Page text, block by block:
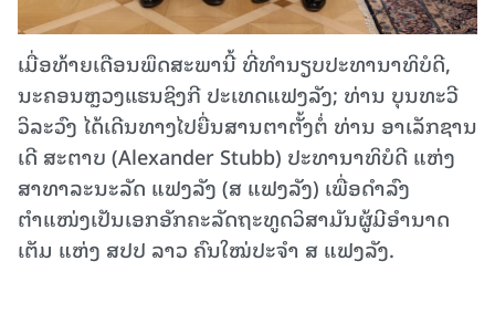
ເມື່ອທ້າຍເດືອນພຶດສະພານີ້ ທີ່ທຳນຽບປະທານາທິບໍດີ,
ນະຄອນຫຼວງແຮນຊິງກີ ປະເທດແຟງລັງ; ທ່ານ ບຸນທະວີ
ວິລະວົງ ໄດ້ເດີນທາງໄປຍື່ນສານຕາຕັ້ງຕໍ່ ທ່ານ ອາເລັກຊານ
ເດີ ສະຕາບ (Alexander Stubb) ປະທານາທິບໍດີ ແຫ່ງ
ສາທາລະນະລັດ ແຟງລັງ (ສ ແຟງລັງ) ເພື່ອດຳລົງ
ຕຳແໜ່ງເປັນເອກອັກຄະລັດຖະທູດວິສາມັນຜູ້ມີອຳນາດ
ເຕັມ ແຫ່ງ ສປປ ລາວ ຄົນໃໝ່ປະຈຳ ສ ແຟງລັງ.